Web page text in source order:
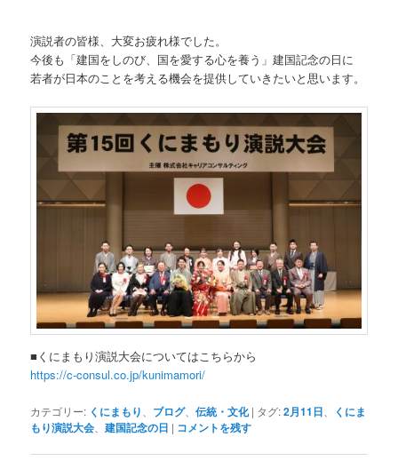
演説者の皆様、大変お疲れ様でした。
今後も「建国をしのび、国を愛する心を養う」建国記念の日に
若者が日本のことを考える機会を提供していきたいと思います。
■くにまもり演説大会についてはこちらから
https://c-consul.co.jp/kunimamori/
カテゴリー: くにまもり ブログ、伝統・文化 | タグ:2月11日
くにま
もり演説大会 、建国記念の日 | コメントを残す